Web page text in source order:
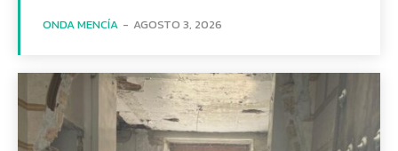
ONDA MENCÍA - AGOSTO 3, 2026